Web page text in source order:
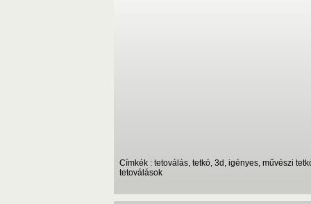
Címkék : tetoválás, tetkó, 3d, igényes, művészi
tetoválások